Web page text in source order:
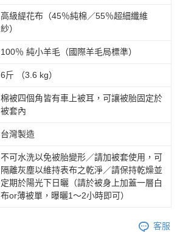
高級緹花布（45％純棉／55％超細纖維
紗）
100％ 純小羊毛（國際羊毛局標準）
6斤 （3.6 kg）
棉被四個角皆有車上被耳，可讓被胎固定於
被套內
台灣製造
不可水洗以免被胎變形／請加被套使用，可
隔離灰塵以維持表布之乾淨／請保持乾燥並
定期於陽光下日曬（請於被身上加蓋一層白
布or薄被單，曝曬1～2小時即可）
客服